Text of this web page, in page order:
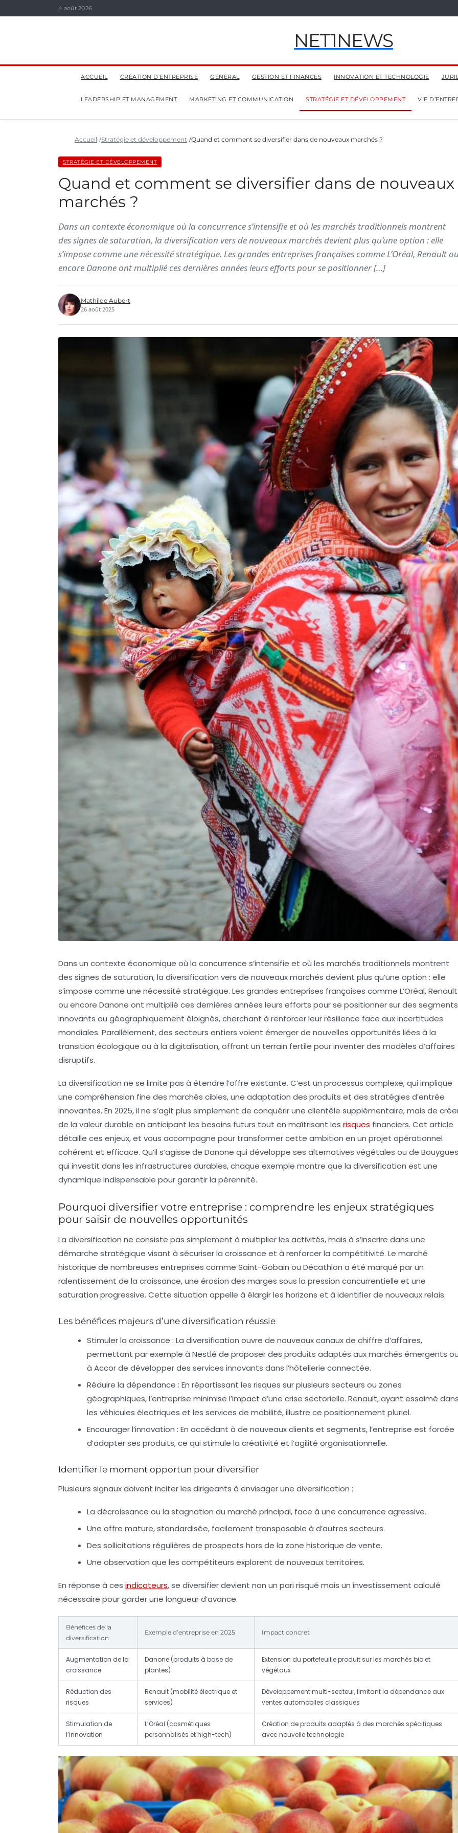
4 août 2026
NET1NEWS
ACCUEIL CRÉATION D’ENTREPRISE GENERAL GESTION ET FINANCES INNOVATION ET TECHNOLOGIE
LEADERSHIP ET MANAGEMENT MARKETING ET COMMUNICATION STRATÉGIE ET DÉVELOPPEMENT VIE
Accueil Stratégie et développement Quand et comment se diversifier dans de nouveaux marchés ?
STRATÉGIE ET DÉVELOPPEMENT
Quand et comment se diversifier dans de nouveaux
marchés ?
Dans un contexte économique où la concurrence s’intensifie et où les marchés traditionnels montrent
des signes de saturation, la diversification vers de nouveaux marchés devient plus qu’une option : elle
s’impose comme une nécessité stratégique. Les grandes entreprises françaises comme L’Oréal, Renault
encore Danone ont multiplié ces dernières années leurs efforts pour se positionner […]
Mathilde Aubert
26 août 2025
Dans un contexte économique où la concurrence s’intensifie et où les marchés traditionnels montrent
des signes de saturation, la diversification vers de nouveaux marchés devient plus qu’une option : elle
s’impose comme une nécessité stratégique. Les grandes entreprises françaises comme L’Oréal, Renault
ou encore Danone ont multiplié ces dernières années leurs efforts pour se positionner sur des segments
innovants ou géographiquement éloignés, cherchant à renforcer leur résilience face aux incertitudes
mondiales. Parallèlement, des secteurs entiers voient émerger de nouvelles opportunités liées à la
transition écologique ou à la digitalisation, offrant un terrain fertile pour inventer des modèles d’affaires
disruptifs.
La diversification ne se limite pas à étendre l’offre existante. C’est un processus complexe, qui implique
une compréhension fine des marchés cibles, une adaptation des produits et des stratégies d’entrée
innovantes. En 2025, il ne s’agit plus simplement de conquérir une clientèle supplémentaire, mais de
de la valeur durable en anticipant les besoins futurs tout en maîtrisant les risques financiers. Cet article
détaille ces enjeux, et vous accompagne pour transformer cette ambition en un projet opérationnel
cohérent et efficace. Qu’il s’agisse de Danone qui développe ses alternatives végétales ou de Bouygues
qui investit dans les infrastructures durables, chaque exemple montre que la diversification est une
dynamique indispensable pour garantir la pérennité.
Pourquoi diversifier votre entreprise : comprendre les enjeux stratégiques
pour saisir de nouvelles opportunités
La diversification ne consiste pas simplement à multiplier les activités, mais à s’inscrire dans une
démarche stratégique visant à sécuriser la croissance et à renforcer la compétitivité. Le marché
historique de nombreuses entreprises comme Saint-Gobain ou Décathlon a été marqué par un
ralentissement de la croissance, une érosion des marges sous la pression concurrentielle et une
saturation progressive. Cette situation appelle à élargir les horizons et à identifier de nouveaux relais.
Les bénéfices majeurs d’une diversification réussie
Stimuler la croissance : La diversification ouvre de nouveaux canaux de chiffre d’affaires,
permettant par exemple à Nestlé de proposer des produits adaptés aux marchés émergents
à Accor de développer des services innovants dans l’hôtellerie connectée.
Réduire la dépendance : En répartissant les risques sur plusieurs secteurs ou zones
géographiques, l’entreprise minimise l’impact d’une crise sectorielle. Renault, ayant essaimé
les véhicules électriques et les services de mobilité, illustre ce positionnement pluriel.
Encourager l’innovation : En accédant à de nouveaux clients et segments, l’entreprise est forcée
d’adapter ses produits, ce qui stimule la créativité et l’agilité organisationnelle.
Identifier le moment opportun pour diversifier
Plusieurs signaux doivent inciter les dirigeants à envisager une diversification :
La décroissance ou la stagnation du marché principal, face à une concurrence agressive.
Une offre mature, standardisée, facilement transposable à d’autres secteurs.
Des sollicitations régulières de prospects hors de la zone historique de vente.
Une observation que les compétiteurs explorent de nouveaux territoires.
En réponse à ces indicateurs, se diversifier devient non un pari risqué mais un investissement calculé
nécessaire pour garder une longueur d’avance.
Bénéfices de la
diversification
Exemple d’entreprise en 2025 Impact concret
Augmentation de la
croissance
Danone (produits à base de
plantes)
Extension du portefeuille produit sur les marchés bio et
végétaux
Réduction des
risques
Renault (mobilité électrique et
services)
Développement multi-secteur, limitant la dépendance aux
ventes automobiles classiques
Stimulation de
l’innovation
L’Oréal (cosmétiques
personnalisés et high-tech)
Création de produits adaptés à des marchés spécifiques
avec nouvelle technologie